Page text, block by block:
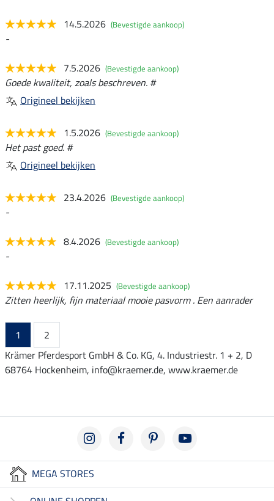
14.5.2026 (Bevestigde aankoop)
-
7.5.2026 (Bevestigde aankoop)
Goede kwaliteit, zoals beschreven. #
Origineel bekijken
1.5.2026 (Bevestigde aankoop)
Het past goed. #
Origineel bekijken
23.4.2026 (Bevestigde aankoop)
-
8.4.2026 (Bevestigde aankoop)
-
17.11.2025 (Bevestigde aankoop)
Zitten heerlijk, fijn materiaal mooie pasvorm . Een aanrader
1
2
Krämer Pferdesport GmbH & Co. KG, 4. Industriestr. 1 + 2, D
68764 Hockenheim, info@kraemer.de, www.kraemer.de
MEGA STORES